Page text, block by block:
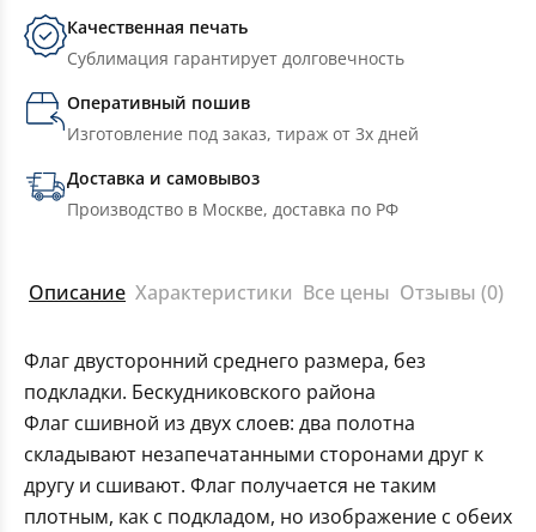
Качественная печать
Сублимация гарантирует долговечность
Оперативный пошив
Изготовление под заказ, тираж от 3х дней
Доставка и самовывоз
Производство в Москве, доставка по РФ
Описание Характеристики Все цены Отзывы (0)
Флаг двусторонний среднего размера, без
подкладки. Бескудниковского района
Флаг сшивной из двух слоев: два полотна
складывают незапечатанными сторонами друг к
другу и сшивают. Флаг получается не таким
плотным, как с подкладом, но изображение с обеих